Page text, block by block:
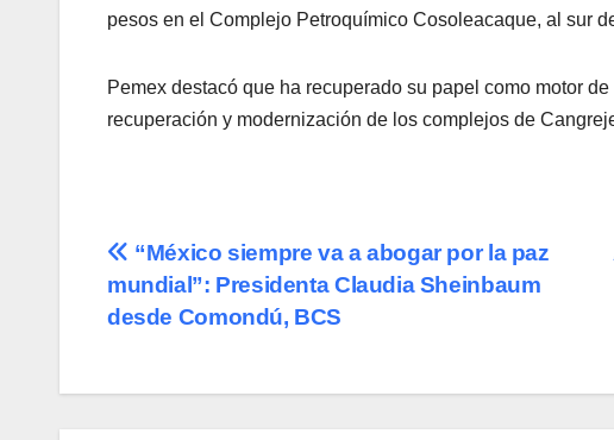
pesos en el Complejo Petroquímico Cosoleacaque, al sur
Pemex destacó que ha recuperado su papel como motor
recuperación y modernización de los complejos de
Navegación
de
“México siempre va a abogar por la paz
mundial”: Presidenta Claudia Sheinbaum
desde Comondú, BCS